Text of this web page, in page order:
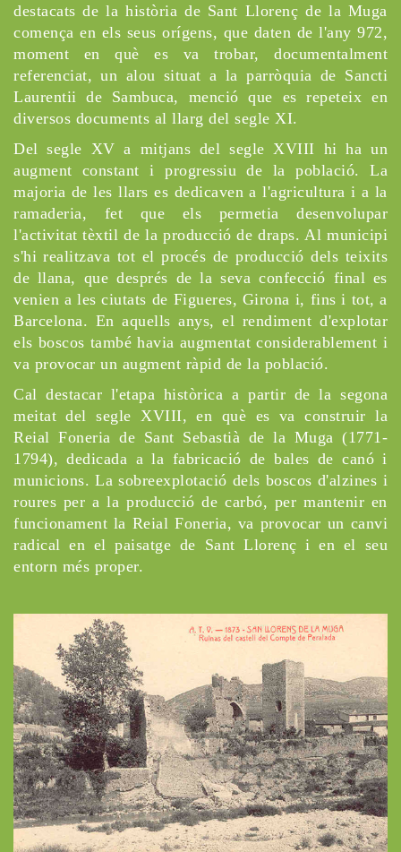
destacats de la història de Sant Llorenç de la Muga
comença en els seus orígens, que daten de l'any 972,
moment en què es va trobar, documentalment
referenciat, un alou situat a la parròquia de Sancti
Laurentii de Sambuca, menció que es repeteix en
diversos documents al llarg del segle XI.
Del segle XV a mitjans del segle XVIII hi ha un
augment constant i progressiu de la població. La
majoria de les llars es dedicaven a l'agricultura i a la
ramaderia, fet que els permetia desenvolupar
l'activitat tèxtil de la producció de draps. Al municipi
s'hi realitzava tot el procés de producció dels teixits
de llana, que després de la seva confecció final es
venien a les ciutats de Figueres, Girona i, fins i tot, a
Barcelona. En aquells anys, el rendiment d'explotar
els boscos també havia augmentat considerablement i
va provocar un augment ràpid de la població.
Cal destacar l'etapa històrica a partir de la segona
meitat del segle XVIII, en què es va construir la
Reial Foneria de Sant Sebastià de la Muga (1771-
1794), dedicada a la fabricació de bales de canó i
municions. La sobreexplotació dels boscos d'alzines i
roures per a la producció de carbó, per mantenir en
funcionament la Reial Foneria, va provocar un canvi
radical en el paisatge de Sant Llorenç i en el seu
entorn més proper.